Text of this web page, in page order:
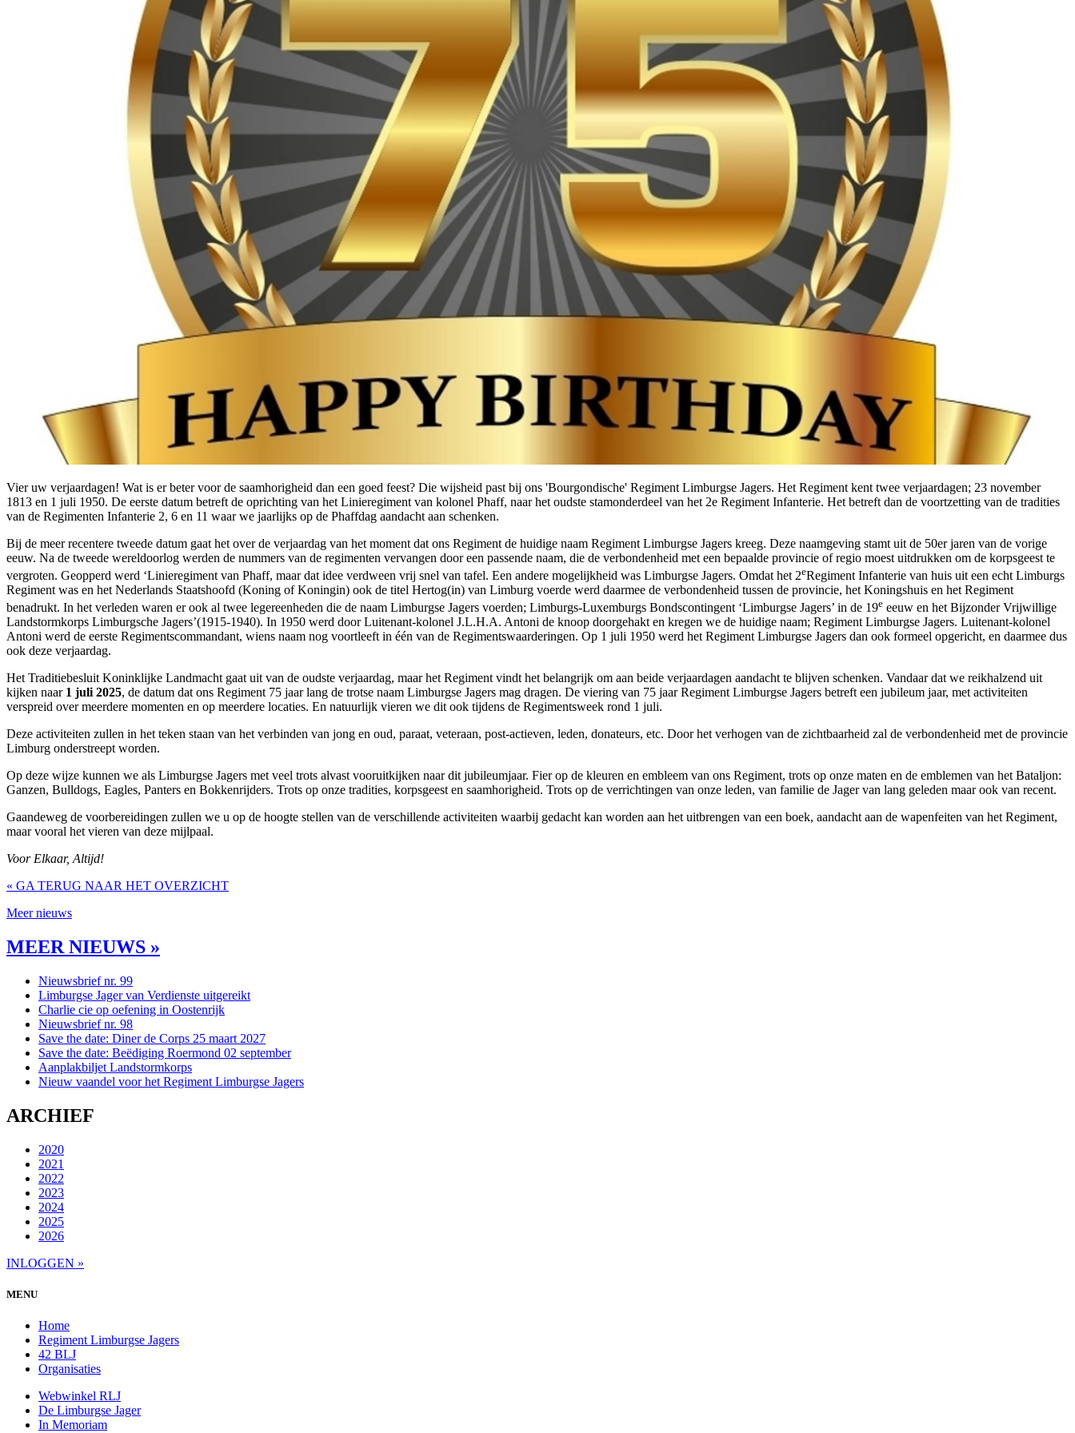
Vier uw verjaardagen! Wat is er beter voor de saamhorigheid dan een goed feest? Die wijsheid past bij ons 'Bourgondische' Regiment Limburgse Jagers. Het Regiment kent twee verjaardagen; 23 november
1813 en 1 juli 1950. De eerste datum betreft de oprichting van het Linieregiment van kolonel Phaff, naar het oudste stamonderdeel van het 2e Regiment Infanterie. Het betreft dan de voortzetting van de tradities
van de Regimenten Infanterie 2, 6 en 11 waar we jaarlijks op de Phaffdag aandacht aan schenken.
Bij de meer recentere tweede datum gaat het over de verjaardag van het moment dat ons Regiment de huidige naam Regiment Limburgse Jagers kreeg. Deze naamgeving stamt uit de 50er jaren van de vorige
eeuw. Na de tweede wereldoorlog werden de nummers van de regimenten vervangen door een passende naam, die de verbondenheid met een bepaalde provincie of regio moest uitdrukken om de korpsgeest te
vergroten. Geopperd werd ‘Linieregiment van Phaff, maar dat idee verdween vrij snel van tafel. Een andere mogelijkheid was Limburgse Jagers. Omdat het 2eRegiment Infanterie van huis uit een echt Limburgs
Regiment was en het Nederlands Staatshoofd (Koning of Koningin) ook de titel Hertog(in) van Limburg voerde werd daarmee de verbondenheid tussen de provincie, het Koningshuis en het Regiment
benadrukt. In het verleden waren er ook al twee legereenheden die de naam Limburgse Jagers voerden; Limburgs-Luxemburgs Bondscontingent ‘Limburgse Jagers’ in de 19e eeuw en het Bijzonder Vrijwillige
Landstormkorps Limburgsche Jagers’(1915-1940). In 1950 werd door Luitenant-kolonel J.L.H.A. Antoni de knoop doorgehakt en kregen we de huidige naam; Regiment Limburgse Jagers. Luitenant-kolonel
Antoni werd de eerste Regimentscommandant, wiens naam nog voortleeft in één van de Regimentswaarderingen. Op 1 juli 1950 werd het Regiment Limburgse Jagers dan ook formeel opgericht, en daarmee dus
ook deze verjaardag.
Het Traditiebesluit Koninklijke Landmacht gaat uit van de oudste verjaardag, maar het Regiment vindt het belangrijk om aan beide verjaardagen aandacht te blijven schenken. Vandaar dat we reikhalzend uit
kijken naar 1 juli 2025, de datum dat ons Regiment 75 jaar lang de trotse naam Limburgse Jagers mag dragen. De viering van 75 jaar Regiment Limburgse Jagers betreft een jubileum jaar, met activiteiten
verspreid over meerdere momenten en op meerdere locaties. En natuurlijk vieren we dit ook tijdens de Regimentsweek rond 1 juli.
Deze activiteiten zullen in het teken staan van het verbinden van jong en oud, paraat, veteraan, post-actieven, leden, donateurs, etc. Door het verhogen van de zichtbaarheid zal de verbondenheid met de provincie
Limburg onderstreept worden.
Op deze wijze kunnen we als Limburgse Jagers met veel trots alvast vooruitkijken naar dit jubileumjaar. Fier op de kleuren en embleem van ons Regiment, trots op onze maten en de emblemen van het Bataljon:
Ganzen, Bulldogs, Eagles, Panters en Bokkenrijders. Trots op onze tradities, korpsgeest en saamhorigheid. Trots op de verrichtingen van onze leden, van familie de Jager van lang geleden maar ook van recent.
Gaandeweg de voorbereidingen zullen we u op de hoogte stellen van de verschillende activiteiten waarbij gedacht kan worden aan het uitbrengen van een boek, aandacht aan de wapenfeiten van het Regiment,
maar vooral het vieren van deze mijlpaal.
Voor Elkaar, Altijd!
« GA TERUG NAAR HET OVERZICHT
Meer nieuws
MEER NIEUWS »
Nieuwsbrief nr. 99
Limburgse Jager van Verdienste uitgereikt
Charlie cie op oefening in Oostenrijk
Nieuwsbrief nr. 98
Save the date: Diner de Corps 25 maart 2027
Save the date: Beëdiging Roermond 02 september
Aanplakbiljet Landstormkorps
Nieuw vaandel voor het Regiment Limburgse Jagers
ARCHIEF
2020
2021
2022
2023
2024
2025
2026
INLOGGEN »
MENU
Home
Regiment Limburgse Jagers
42 BLJ
Organisaties
Webwinkel RLJ
De Limburgse Jager
In Memoriam